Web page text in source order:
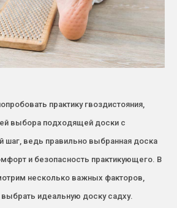
практику гвоздистояния,
выбора подходящей доски с
шаг, ведь правильно выбранная доска
и безопасность практикующего. В
несколько важных факторов,
идеальную доску садху.